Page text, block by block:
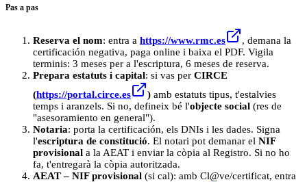
Pas a pas
Reserva el nom: entra a https://www.rmc.es
, demana la
certificación negativa, paga online i baixa el PDF. Vigila
terminis: 3 meses per a l'escriptura, 6 meses de reserva.
Prepara estatuts i capital: si vas per CIRCE
(https://portal.circe.es ) amb estatuts tipus, t'estalvies
temps i aranzels. Si no, defineix bé l'objecte social (res de
"asesoramiento en general").
Notaria: porta la certificación, els DNIs i les dades. Signa
l'escriptura de constitució. El notari pot demanar el NIF
provisional a la AEAT i enviar la còpia al Registro. Si no ho
fa, t'entregarà la còpia autoritzada.
AEAT – NIF provisional (si cal): amb Cl@ve/certificat, entra